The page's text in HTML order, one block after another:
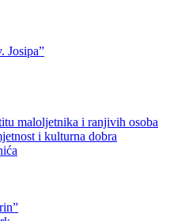
Josipa”
maloljetnika i ranjivih osoba
i kulturna dobra